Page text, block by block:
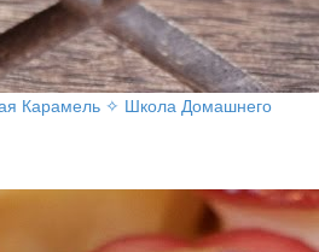
Карамель ✧ Школа Домашнего